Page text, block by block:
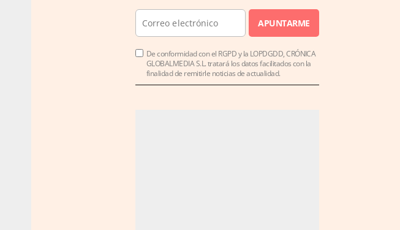
APUNTARME
De conformidad con el RGPD y la LOPDGDD, CRÓNICA
GLOBALMEDIA S.L. tratará los datos facilitados con la
finalidad de remitirle noticias de actualidad.